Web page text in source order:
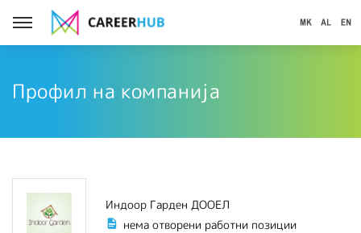
Профил на компанија
Индоор Гарден ДООЕЛ
нема отворени работни позиции